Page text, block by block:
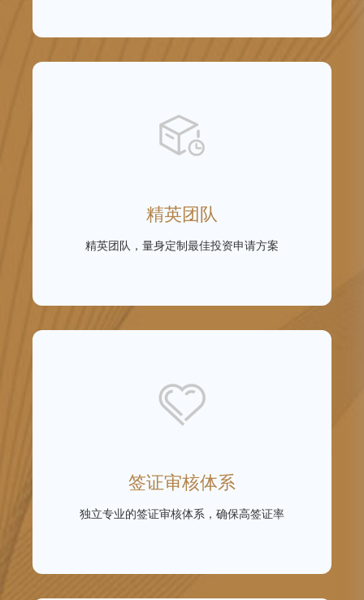
精英团队
精英团队，量身定制最佳投资申请方案
签证审核体系
独立专业的签证审核体系，确保高签证率